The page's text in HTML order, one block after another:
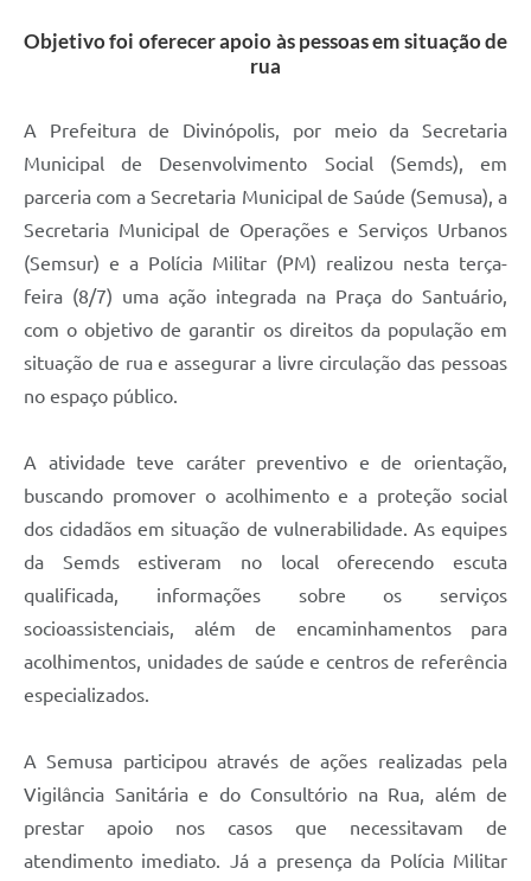
Objetivo foi oferecer apoio às pessoas em situação de
rua
A Prefeitura de Divinópolis, por meio da Secretaria
Municipal de Desenvolvimento Social (Semds), em
parceria com a Secretaria Municipal de Saúde (Semusa), a
Secretaria Municipal de Operações e Serviços Urbanos
(Semsur) e a Polícia Militar (PM) realizou nesta terça-
feira (8/7) uma ação integrada na Praça do Santuário,
com o objetivo de garantir os direitos da população em
situação de rua e assegurar a livre circulação das pessoas
no espaço público.
A atividade teve caráter preventivo e de orientação,
buscando promover o acolhimento e a proteção social
dos cidadãos em situação de vulnerabilidade. As equipes
da Semds estiveram no local oferecendo escuta
qualificada, informações sobre os serviços
socioassistenciais, além de encaminhamentos para
acolhimentos, unidades de saúde e centros de referência
especializados.
A Semusa participou através de ações realizadas pela
Vigilância Sanitária e do Consultório na Rua, além de
prestar apoio nos casos que necessitavam de
atendimento imediato. Já a presença da Polícia Militar